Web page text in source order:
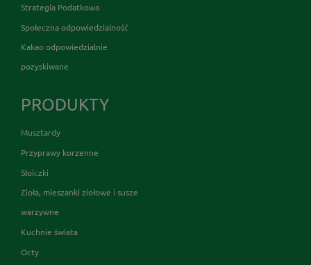
Strategia Podatkowa
Społeczna odpowiedzialność
Kakao odpowiedzialnie
pozyskiwane
PRODUKTY
Musztardy
Przyprawy korzenne
Słoiczki
Zioła, mieszanki ziołowe i susze
warzywne
Kuchnie świata
Octy